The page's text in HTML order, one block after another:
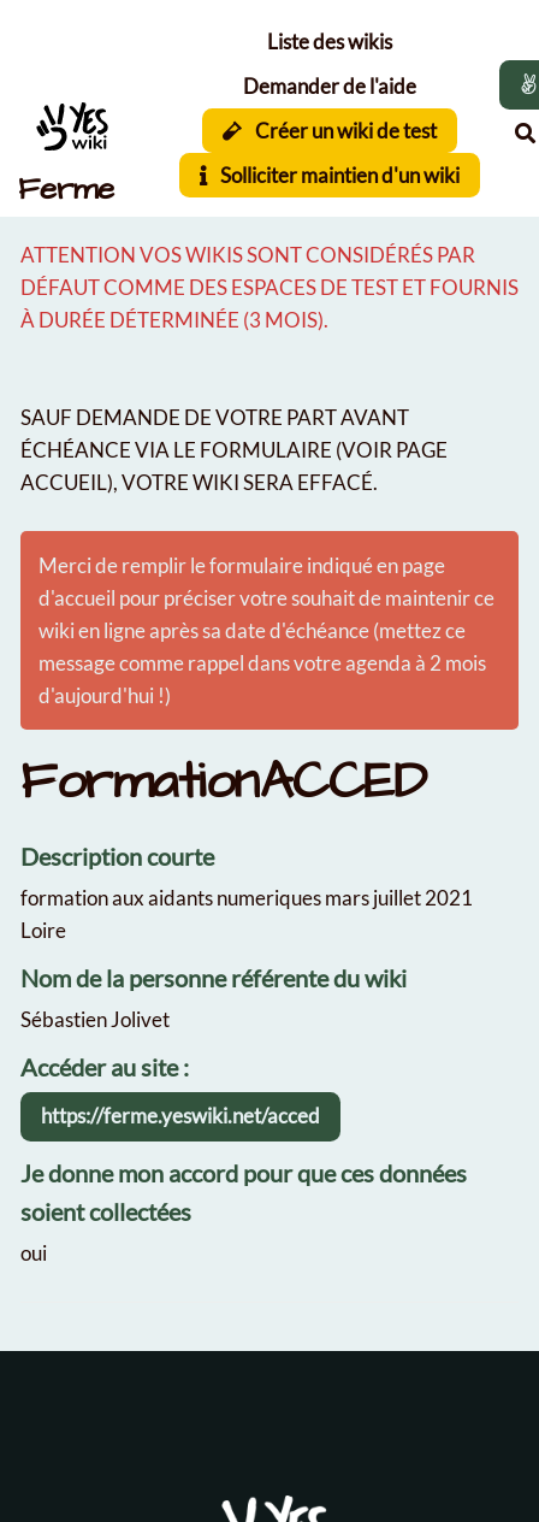
Ferme
Liste des wikis
Demander de l'aide
Créer un wiki de test
Solliciter maintien d'un wiki
ATTENTION VOS WIKIS SONT CONSIDÉRÉS PAR
DÉFAUT COMME DES ESPACES DE TEST ET FOURNIS
À DURÉE DÉTERMINÉE (3 MOIS).
SAUF DEMANDE DE VOTRE PART AVANT
ÉCHÉANCE VIA LE FORMULAIRE (VOIR PAGE
ACCUEIL), VOTRE WIKI SERA EFFACÉ.
Merci de remplir le formulaire indiqué en page
d'accueil pour préciser votre souhait de maintenir ce
wiki en ligne après sa date d'échéance (mettez ce
message comme rappel dans votre agenda à 2 mois
d'aujourd'hui !)
FormationACCED
Description courte
formation aux aidants numeriques mars juillet 2021
Loire
Nom de la personne référente du wiki
Sébastien Jolivet
Accéder au site :
https://ferme.yeswiki.net/acced
Je donne mon accord pour que ces données
soient collectées
oui